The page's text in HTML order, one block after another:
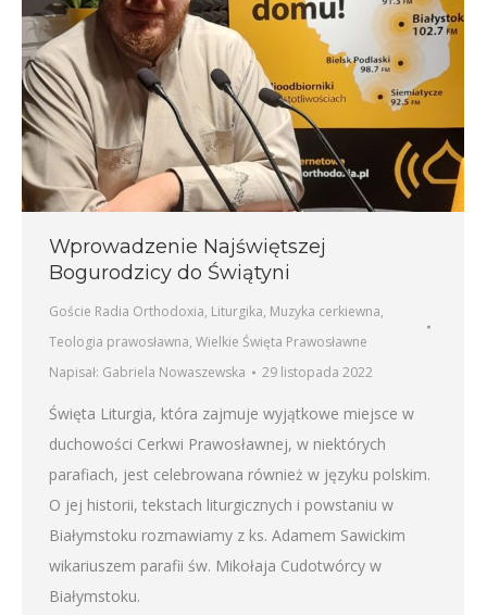
Wprowadzenie Najświętszej
Bogurodzicy do Świątyni
Goście Radia Orthodoxia, Liturgika, Muzyka cerkiewna,
Teologia prawosławna, Wielkie Święta Prawosławne
Napisał: Gabriela Nowaszewska 29 listopada 2022
Święta Liturgia, która zajmuje wyjątkowe miejsce w
duchowości Cerkwi Prawosławnej, w niektórych
parafiach, jest celebrowana również w języku polskim.
O jej historii, tekstach liturgicznych i powstaniu w
Białymstoku rozmawiamy z ks. Adamem Sawickim
wikariuszem parafii św. Mikołaja Cudotwórcy w
Białymstoku.